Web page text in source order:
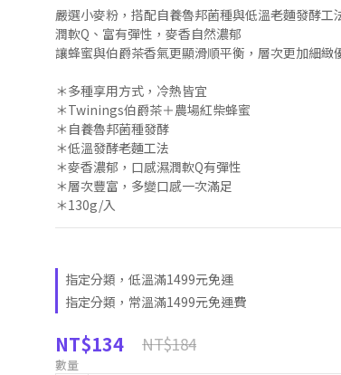
嚴選小麥粉，搭配自養魯邦菌種與低溫老麵發酵工
潤軟Q、富有彈性，麥香自然濃郁
讓蜂蜜與伯爵茶香氣更顯滑順平衡，層次更加細緻
＊多種享用方式，冷熱皆宜
＊Twinings伯爵茶＋農場紅柴蜂蜜
＊自養魯邦菌種發酵
＊低溫發酵老麵工法
＊麥香濃郁，口感濕潤軟Q有彈性
＊層次豐富，多變口感一次滿足
＊130g/入
指定分類，低溫滿1499元免運
指定分類，常溫滿1499元免運費
NT$134 NT$184
數量